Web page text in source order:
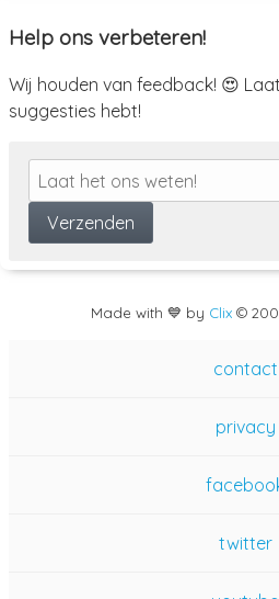
Help ons verbeteren!
Wij houden van feedback! 😍
suggesties hebt!
Made with 💙 by Clix©
contact
privacy
twitter